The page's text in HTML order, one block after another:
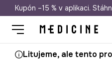
Doprava zdarma při
Kupón –15 % v aplikaci.
Litujeme, ale tento